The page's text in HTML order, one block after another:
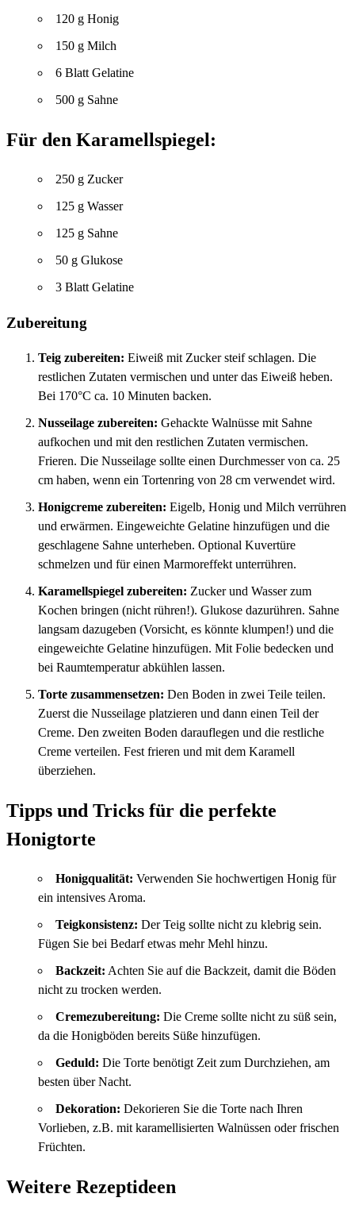
120 g Honig
150 g Milch
6 Blatt Gelatine
500 g Sahne
Für den Karamellspiegel:
250 g Zucker
125 g Wasser
125 g Sahne
50 g Glukose
3 Blatt Gelatine
Zubereitung
Teig zubereiten: Eiweiß mit Zucker steif schlagen. Die
restlichen Zutaten vermischen und unter das Eiweiß heben.
Bei 170°C ca. 10 Minuten backen.
Nusseilage zubereiten: Gehackte Walnüsse mit Sahne
aufkochen und mit den restlichen Zutaten vermischen.
Frieren. Die Nusseilage sollte einen Durchmesser von ca. 25
cm haben, wenn ein Tortenring von 28 cm verwendet wird.
Honigcreme zubereiten: Eigelb, Honig und Milch verrühren
und erwärmen. Eingeweichte Gelatine hinzufügen und die
geschlagene Sahne unterheben. Optional Kuvertüre
schmelzen und für einen Marmoreffekt unterrühren.
Karamellspiegel zubereiten: Zucker und Wasser zum
Kochen bringen (nicht rühren!). Glukose dazurühren. Sahne
langsam dazugeben (Vorsicht, es könnte klumpen!) und die
eingeweichte Gelatine hinzufügen. Mit Folie bedecken und
bei Raumtemperatur abkühlen lassen.
Torte zusammensetzen: Den Boden in zwei Teile teilen.
Zuerst die Nusseilage platzieren und dann einen Teil der
Creme. Den zweiten Boden darauflegen und die restliche
Creme verteilen. Fest frieren und mit dem Karamell
überziehen.
Tipps und Tricks für die perfekte
Honigtorte
Honigqualität: Verwenden Sie hochwertigen Honig für
ein intensives Aroma.
Teigkonsistenz: Der Teig sollte nicht zu klebrig sein.
Fügen Sie bei Bedarf etwas mehr Mehl hinzu.
Backzeit: Achten Sie auf die Backzeit, damit die Böden
nicht zu trocken werden.
Cremezubereitung: Die Creme sollte nicht zu süß sein,
da die Honigböden bereits Süße hinzufügen.
Geduld: Die Torte benötigt Zeit zum Durchziehen, am
besten über Nacht.
Dekoration: Dekorieren Sie die Torte nach Ihren
Vorlieben, z.B. mit karamellisierten Walnüssen oder frischen
Früchten.
Weitere Rezeptideen